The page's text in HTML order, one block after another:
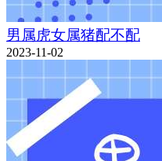
男属虎女属猪配不配
2023-11-02